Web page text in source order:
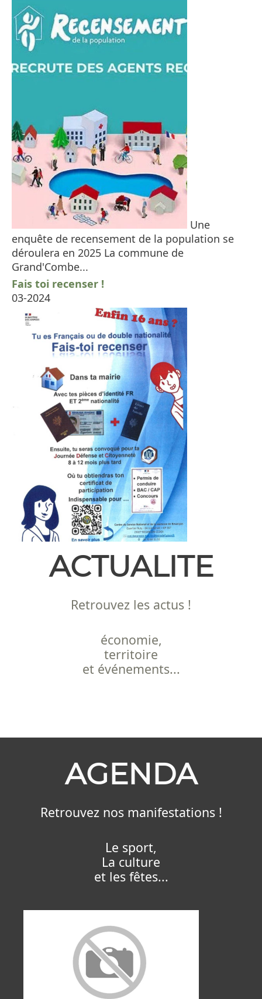
Une
enquête de recensement de la population se
déroulera en 2025 La commune de
Grand'Combe...
Fais toi recenser !
03-2024
ACTUALITE
Retrouvez les actus !
économie,
territoire
et événements...
AGENDA
Retrouvez nos manifestations !
Le sport,
La culture
et les fêtes...